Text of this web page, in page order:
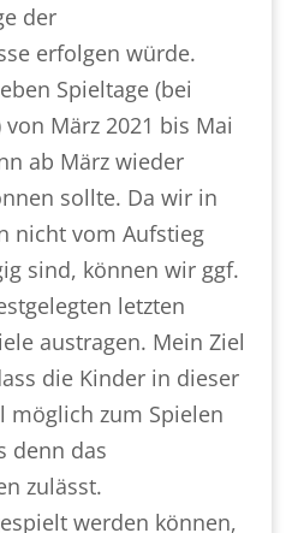
der
erfolgen würde.
Spieltage (bei
März 2021 bis Mai
ab März wieder
sollte. Da wir in
nicht vom Aufstieg
sind, können wir ggf.
letzten
austragen. Mein Ziel
die Kinder in dieser
möglich zum Spielen
denn das
zulässt.
werden können,